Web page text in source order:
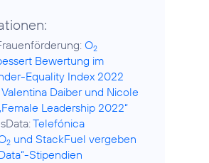
O2
Bewertung im
Equality Index 2022
Valentina Daiber und Nicole
Leadership 2022“
Telefónica
2 und StackFuel vergeben
Stipendien